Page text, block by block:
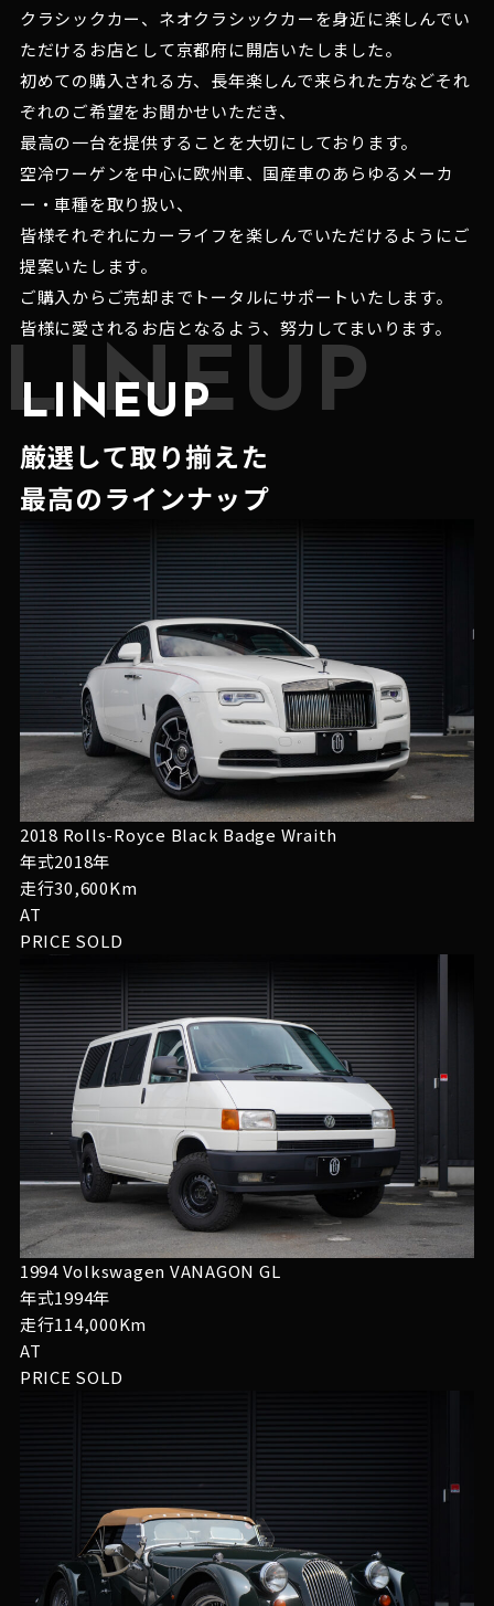
クラシックカー、ネオクラシックカーを身近に楽しんでい
ただけるお店として京都府に開店いたしました。
初めての購入される方、長年楽しんで来られた方などそれ
ぞれのご希望をお聞かせいただき、
最高の一台を提供することを大切にしております。
空冷ワーゲンを中心に欧州車、国産車のあらゆるメーカ
ー・車種を取り扱い、
皆様それぞれにカーライフを楽しんでいただけるようにご
提案いたします。
ご購入からご売却までトータルにサポートいたします。
皆様に愛されるお店となるよう、努力してまいります。
LINEUP
LINEUP
厳選して取り揃えた
最高のラインナップ
2018 Rolls-Royce Black Badge Wraith
年式2018年
走行30,600Km
AT
PRICE SOLD
1994 Volkswagen VANAGON GL
年式1994年
走行114,000Km
AT
PRICE SOLD